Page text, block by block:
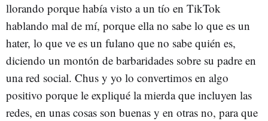
llorando porque había visto a un tío en TikTok
hablando mal de mí, porque ella no sabe lo que es un
hater, lo que ve es un fulano que no sabe quién es,
diciendo un montón de barbaridades sobre su padre en
una red social. Chus y yo lo convertimos en algo
positivo porque le expliqué la mierda que incluyen las
redes, en unas cosas son buenas y en otras no, para que